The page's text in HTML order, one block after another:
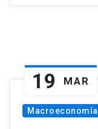
19 MAR
Macroeconomía